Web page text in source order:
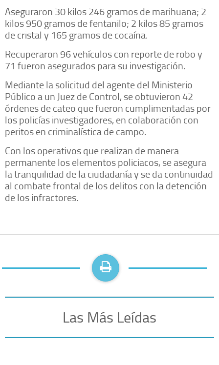
Aseguraron 30 kilos 246 gramos de marihuana; 2
kilos 950 gramos de fentanilo; 2 kilos 85 gramos
de cristal y 165 gramos de cocaína.
Recuperaron 96 vehículos con reporte de robo y
71 fueron asegurados para su investigación.
Mediante la solicitud del agente del Ministerio
Público a un Juez de Control, se obtuvieron 42
órdenes de cateo que fueron cumplimentadas por
los policías investigadores, en colaboración con
peritos en criminalística de campo.
Con los operativos que realizan de manera
permanente los elementos policiacos, se asegura
la tranquilidad de la ciudadanía y se da continuidad
al combate frontal de los delitos con la detención
de los infractores.
Las Más Leídas